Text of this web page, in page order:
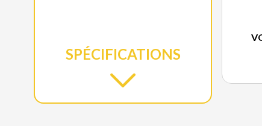
SPÉCIFICATIONS